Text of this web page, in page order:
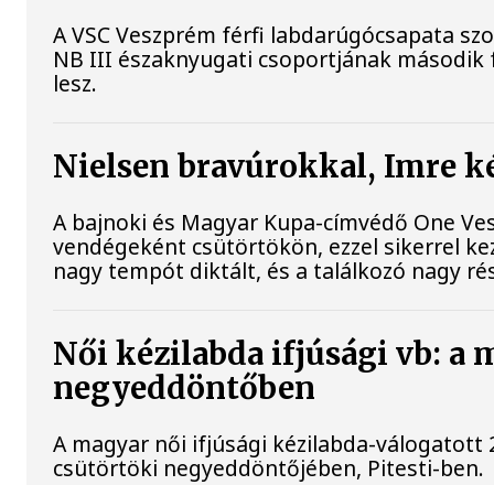
A VSC Veszprém férfi labdarúgócsapata
NB III északnyugati csoportjának
lesz.
Nielsen bravúrokkal, Imre
A bajnoki és Magyar Kupa-címvédő One
vendégeként csütörtökön, ezzel sikerrel
nagy tempót diktált, és a találkozó nagy
Női kézilabda ifjúsági vb: a
negyeddöntőben
A magyar női ifjúsági kézilabda-
csütörtöki negyeddöntőjében, Pitesti-ben.